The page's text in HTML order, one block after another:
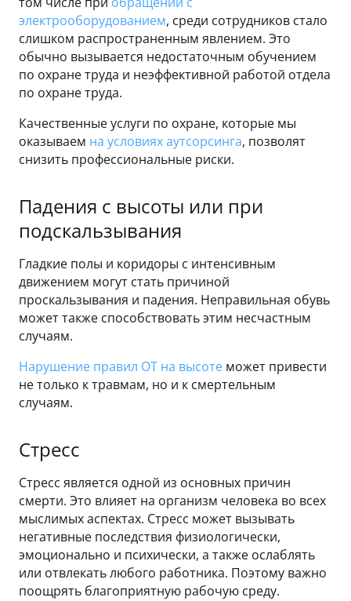
электрооборудованием, среди сотрудников стало
слишком распространенным явлением. Это
обычно вызывается недостаточным обучением
по охране труда и неэффективной работой отдела
по охране труда.
Качественные услуги по охране, которые мы
оказываем на условиях аутсорсинга, позволят
снизить профессиональные риски.
Падения с высоты или при
подскальзывания
Гладкие полы и коридоры с интенсивным
движением могут стать причиной
проскальзывания и падения. Неправильная обувь
может также способствовать этим несчастным
случаям.
Нарушение правил ОТ на высоте может привести
не только к травмам, но и к смертельным
случаям.
Стресс
Стресс является одной из основных причин
смерти. Это влияет на организм человека во всех
мыслимых аспектах. Стресс может вызывать
негативные последствия физиологически,
эмоционально и психически, а также ослаблять
или отвлекать любого работника. Поэтому важно
поощрять благоприятную рабочую среду.